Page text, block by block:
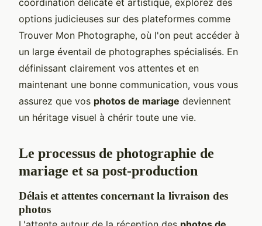
coordination délicate et artistique, explorez des
options judicieuses sur des plateformes comme
Trouver Mon Photographe, où l'on peut accéder à
un large éventail de photographes spécialisés. En
définissant clairement vos attentes et en
maintenant une bonne communication, vous vous
assurez que vos photos de mariage deviennent
un héritage visuel à chérir toute une vie.
Le processus de photographie de
mariage et sa post-production
Délais et attentes concernant la livraison des
photos